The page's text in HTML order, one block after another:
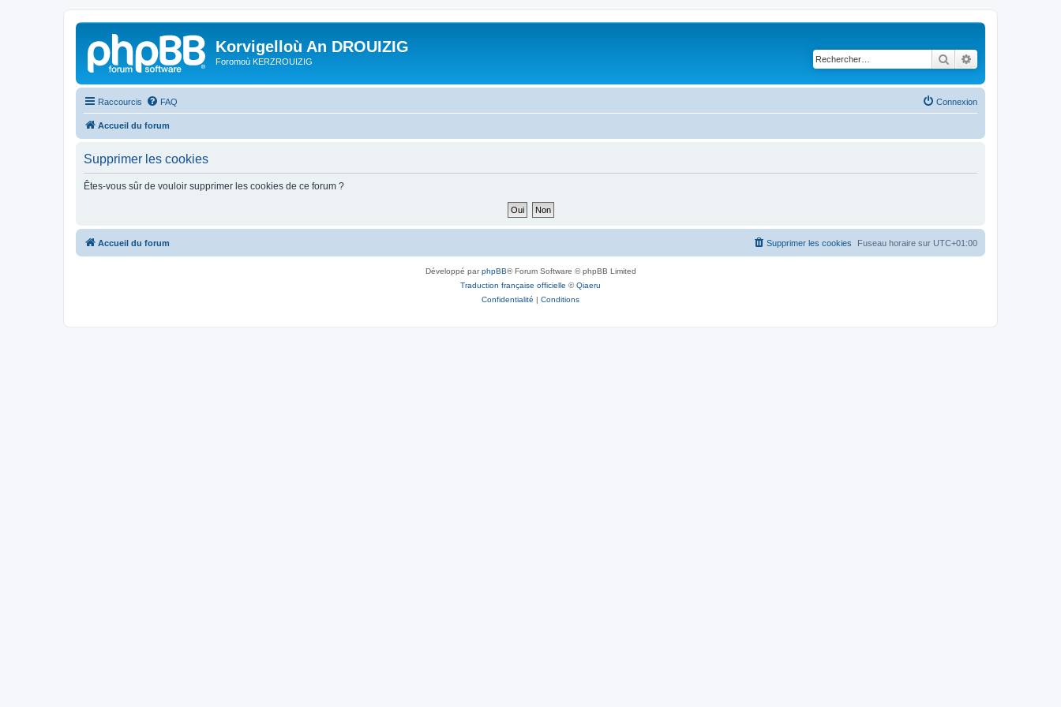
Korvigelloù An DROUIZIG
Foromoù KERZROUIZIG Rechercher
Raccourcis FAQ Connexion
Accueil du forum
Supprimer les cookies
Êtes-vous sûr de vouloir supprimer les cookies de ce forum ?
Accueil du forum Fuseau horaire sur UTC+01:00
Supprimer les cookies
Développé parphpBB® Forum Software © phpBB Limited
Traduction française officielle ©Qiaeru
Confidentialité | Conditions